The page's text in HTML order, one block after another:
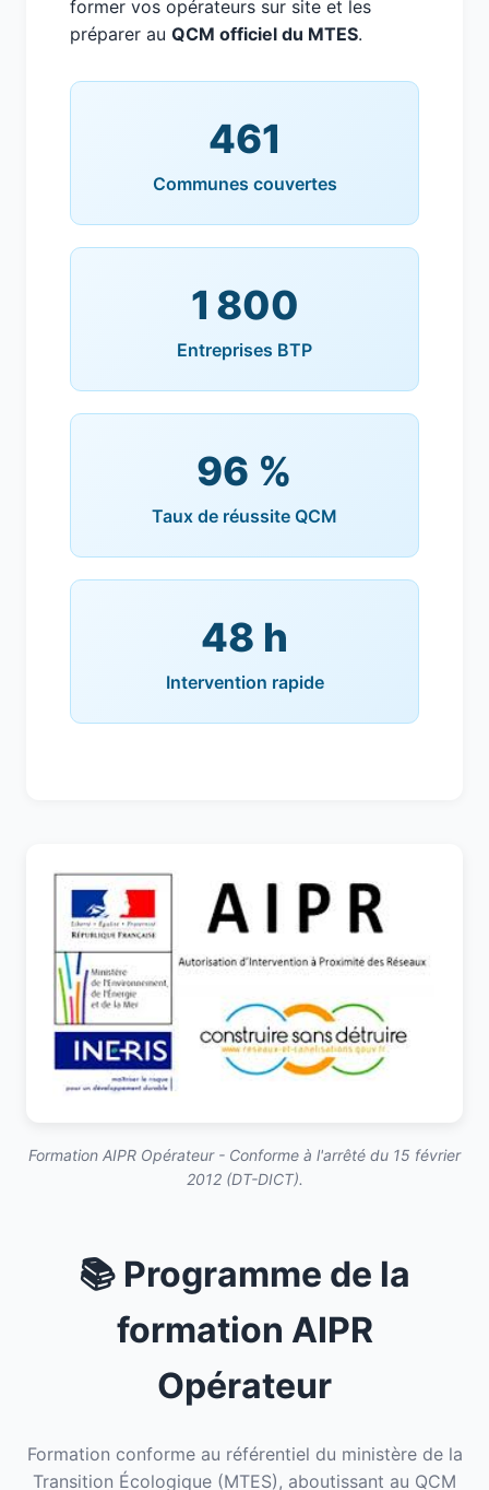
former vos opérateurs sur site et les
préparer au QCM officiel du MTES.
461
Communes couvertes
1 800
Entreprises BTP
96 %
Taux de réussite QCM
48 h
Intervention rapide
Formation AIPR Opérateur - Conforme à l'arrêté du 15 février
2012 (DT-DICT).
📚 Programme de la
formation AIPR
Opérateur
Formation conforme au référentiel du ministère de la
Transition Écologique (MTES), aboutissant au QCM